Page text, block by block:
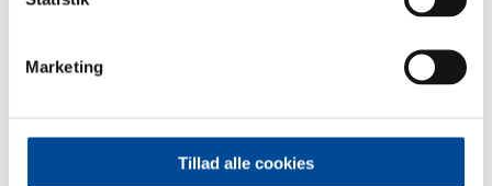
Marketing
Tillad alle cookies